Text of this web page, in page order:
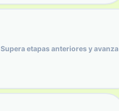
Supera etapas anteriores y avanza